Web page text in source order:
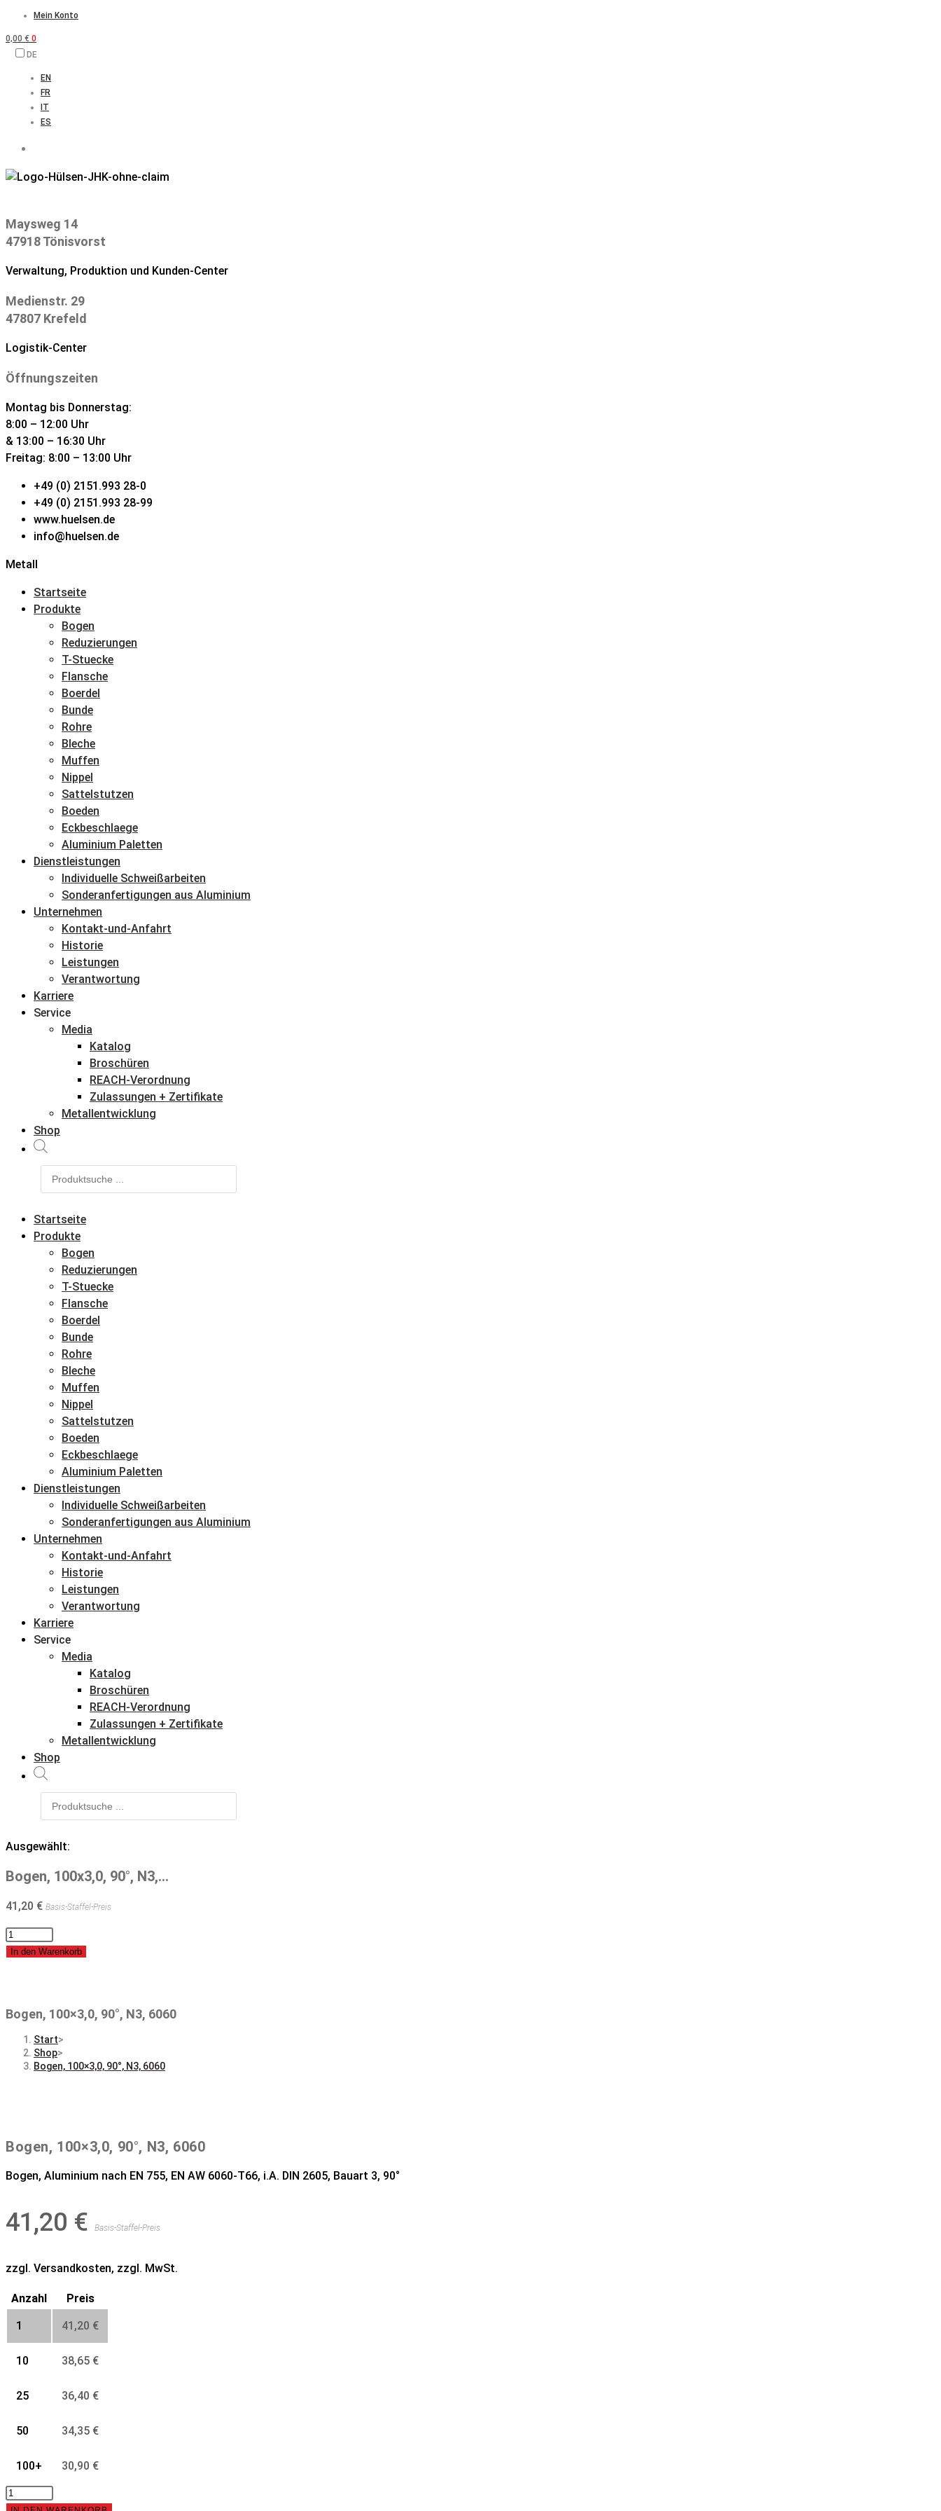
Zum
Inhalt
springen
Mein Konto
0,00 € 0
DE
EN
FR
IT
ES
Maysweg 14
47918 Tönisvorst
Verwaltung, Produktion und Kunden-Center
Medienstr. 29
47807 Krefeld
Logistik-Center
Öffnungszeiten
Montag bis Donnerstag:
8:00 – 12:00 Uhr
& 13:00 – 16:30 Uhr
Freitag: 8:00 – 13:00 Uhr
+49 (0) 2151.993 28-0
+49 (0) 2151.993 28-99
www.huelsen.de
info@huelsen.de
Metall
Startseite
Produkte
Bogen
Reduzierungen
T-Stuecke
Flansche
Boerdel
Bunde
Rohre
Bleche
Muffen
Nippel
Sattelstutzen
Boeden
Eckbeschlaege
Aluminium Paletten
Dienstleistungen
Individuelle Schweißarbeiten
Sonderanfertigungen aus Aluminium
Unternehmen
Kontakt-und-Anfahrt
Historie
Leistungen
Verantwortung
Karriere
Service
Media
Katalog
Broschüren
REACH-Verordnung
Zulassungen + Zertifikate
Metallentwicklung
Shop
search
Startseite
Produkte
Bogen
Reduzierungen
T-Stuecke
Flansche
Boerdel
Bunde
Rohre
Bleche
Muffen
Nippel
Sattelstutzen
Boeden
Eckbeschlaege
Aluminium Paletten
Dienstleistungen
Individuelle Schweißarbeiten
Sonderanfertigungen aus Aluminium
Unternehmen
Kontakt-und-Anfahrt
Historie
Leistungen
Verantwortung
Karriere
Service
Media
Katalog
Broschüren
REACH-Verordnung
Zulassungen + Zertifikate
Metallentwicklung
Shop
search
Ausgewählt:
Bogen, 100x3,0, 90°, N3,…
41,20 € Basis-Staffel-Preis
Bogen,
100x3,0,
Menge
In den Warenkorb
Bogen, 100×3,0, 90°, N3, 6060
Start>
Shop>
Bogen, 100×3,0, 90°, N3, 6060
Bogen, 100×3,0, 90°, N3, 6060
Bogen, Aluminium nach EN 755, EN AW 6060-T66, i.A. DIN 2605, Bauart 3, 90°
41,20 € Basis-Staffel-Preis
zzgl. Versandkosten, zzgl. MwSt.
Anzahl Preis
1 41,20 €
10 38,65 €
25 36,40 €
50 34,35 €
100+ 30,90 €
Bogen,